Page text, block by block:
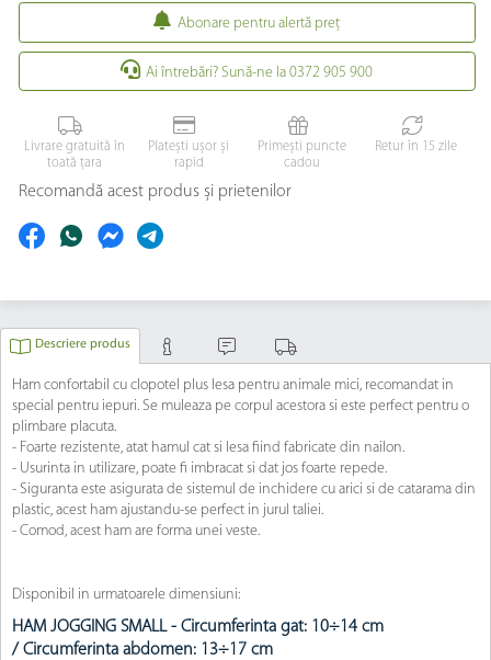
Abonare pentru alertă preţ
Ai întrebări? Sună-ne la 0372 905 900
Livrare gratuită în
toată țara
Platești ușor și
rapid
Primești puncte
cadou
Retur în 15 zile
Recomandă acest produs și prietenilor
Descriere produs
Ham confortabil cu clopotel plus lesa pentru animale mici, recomandat in
special pentru iepuri. Se muleaza pe corpul acestora si este perfect pentru o
plimbare placuta.
- Foarte rezistente, atat hamul cat si lesa fiind fabricate din nailon.
- Usurinta in utilizare, poate fi imbracat si dat jos foarte repede.
- Siguranta este asigurata de sistemul de inchidere cu arici si de catarama din
plastic, acest ham ajustandu-se perfect in jurul taliei.
- Comod, acest ham are forma unei veste.
Disponibil in urmatoarele dimensiuni:
HAM JOGGING SMALL - Circumferinta gat: 10÷14 cm
/ Circumferinta abdomen: 13÷17 cm